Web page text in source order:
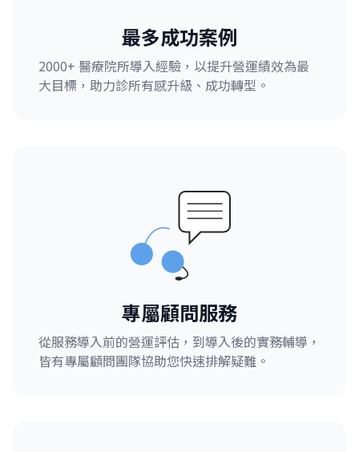
最多成功案例
2000+ 醫療院所導入經驗，以提升營運績效為最
大目標，助力診所有感升級、成功轉型。
專屬顧問服務
從服務導入前的營運評估，到導入後的實務輔導，
皆有專屬顧問團隊協助您快速排解疑難。